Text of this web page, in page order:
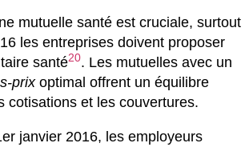
mutuelle santé est cruciale, surtout
les entreprises doivent proposer
santé20. Les mutuelles avec un
prixoptimal offrent un équilibre
cotisations et les couvertures.
janvier 2016, les employeurs